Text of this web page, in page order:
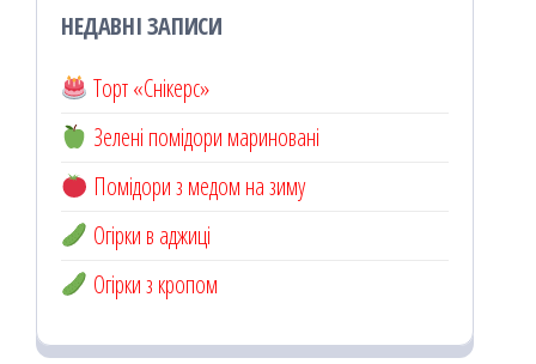
НЕДАВНІ ЗАПИСИ
Торт «Снікерс»
Зелені помідори мариновані
Помідори з медом на зиму
Огірки в аджиці
Огірки з кропом